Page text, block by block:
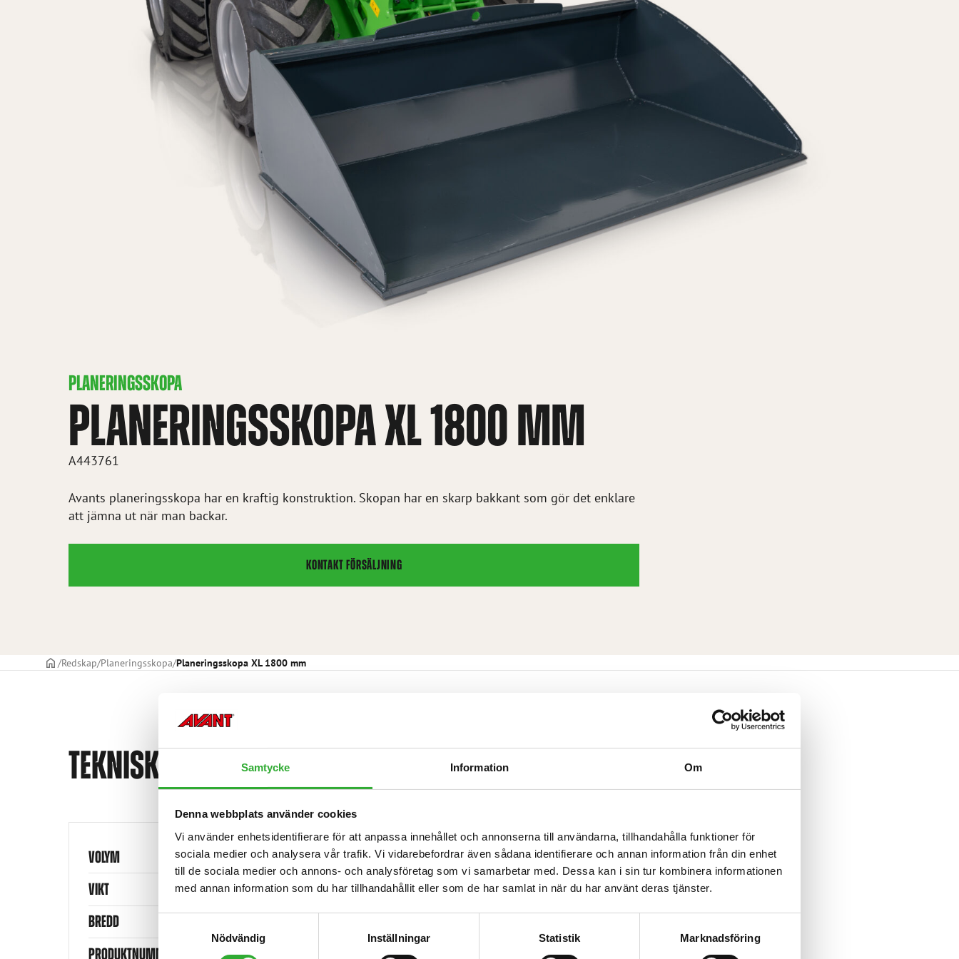
Samtycke Information Om
Denna webbplats använder cookies
Vi använder enhetsidentifierare för att anpassa innehållet och annonserna till användarna, tillhandahålla funktioner för
sociala medier och analysera vår trafik. Vi vidarebefordrar även sådana identifierare och annan information från din enhet
till de sociala medier och annons- och analysföretag som vi samarbetar med. Dessa kan i sin tur kombinera informationen
med annan information som du har tillhandahållit eller som de har samlat in när du har använt deras tjänster.
Nödvändig
Inställningar Statistik Marknadsföring
PLANERINGSSKOPA
PLANERINGSSKOPA XL 1800 MM
A443761
Avants planeringsskopa har en kraftig konstruktion. Skopan har en skarp bakkant som gör det enklare
att jämna ut när man backar.
KONTAKT FÖRSÄLJNING
STARTSIDAN
Redskap Planeringsskopa Planeringsskopa XL 1800 mm
TEKNISKA SPECIFIKATIONER
VOLYM 665 l
VIKT 250 kg
BREDD
PRODUKTNUMMER A443761